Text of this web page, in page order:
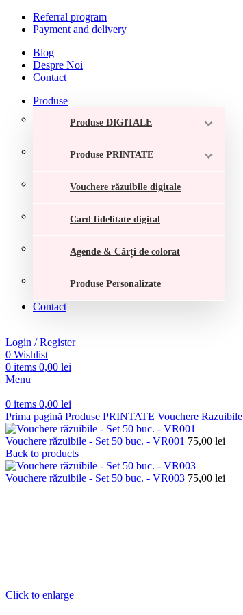
Referral program
Payment and delivery
Blog
Despre Noi
Contact
Produse
Produse DIGITALE
Produse PRINTATE
Vouchere răzuibile digitale
Card fidelitate digital
Agende & Cărți de colorat
Produse Personalizate
Contact
Login / Register
0 Wishlist
0 items 0,00 lei
Menu
0 items 0,00 lei
Prima pagină Produse PRINTATE Vouchere Razuibile
Vouchere răzuibile - Set 50 buc. - VR001 75,00 lei
Back to products
Vouchere răzuibile - Set 50 buc. - VR003 75,00 lei
Click to enlarge